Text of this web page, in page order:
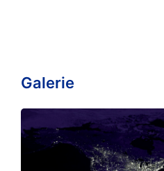
Galerie